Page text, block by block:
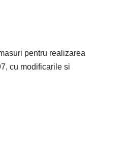
pentru realizarea
cu modificarile si